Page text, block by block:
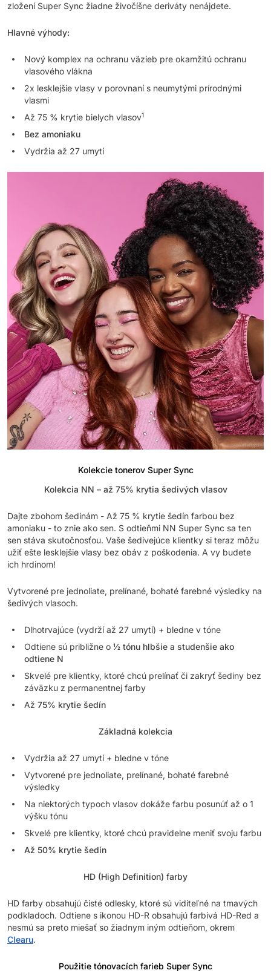
zložení Super Sync žiadne živočíšne deriváty nenájdete.
Hlavné výhody:
Nový komplex na ochranu väzieb pre okamžitú ochranu
vlasového vlákna
2x lesklejšie vlasy v porovnaní s neumytými prírodnými
vlasmi
Až 75 % krytie bielych vlasov1
Bez amoniaku
Vydržia až 27 umytí
Kolekcie tonerov Super Sync
Kolekcia NN – až 75% krytia šedivých vlasov
Dajte zbohom šedinám - Až 75 % krytie šedín farbou bez
amoniaku - to znie ako sen. S odtieňmi NN Super Sync sa ten
sen stáva skutočnosťou. Vaše šedivejúce klientky si teraz môžu
užiť ešte lesklejšie vlasy bez obáv z poškodenia. A vy budete
ich hrdinom!
Vytvorené pre jednoliate, prelínané, bohaté farebné výsledky na
šedivých vlasoch.
Dlhotrvajúce (vydrží až 27 umytí) + bledne v tóne
Odtiene sú približne o ½ tónu hlbšie a studenšie ako
odtiene N
Skvelé pre klientky, ktoré chcú prelínať či zakryť šediny bez
záväzku z permanentnej farby
Až 75% krytie šedín
Základná kolekcia
Vydržia až 27 umytí + bledne v tóne
Vytvorené pre jednoliate, prelínané, bohaté farebné
výsledky
Na niektorých typoch vlasov dokáže farbu posunúť až o 1
výšku tónu
Skvelé pre klientky, ktoré chcú pravidelne meniť svoju farbu
Až 50% krytie šedín
HD (High Definition) farby
HD farby obsahujú čisté odlesky, ktoré sú viditeľné na tmavých
podkladoch. Odtiene s ikonou HD-R obsahujú farbivá HD-Red a
nesmú sa preto miešať so žiadnym iným odtieňom, okrem
Clearu.
Použitie tónovacích farieb Super Sync